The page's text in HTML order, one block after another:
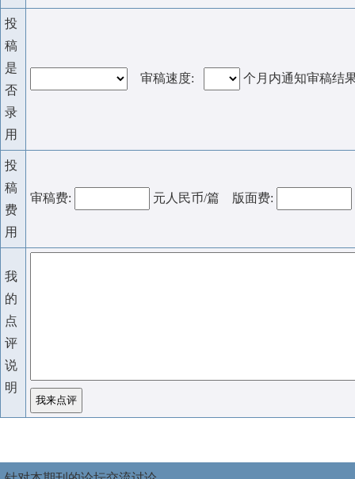
投
稿
是
否
录
用
审稿速度: 个月内通知审稿结
投
稿
费
用
审稿费: 元人民币/篇 版面费:
我
的
点
评
说
明